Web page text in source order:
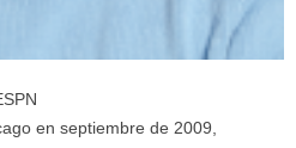
en septiembre de 2009,